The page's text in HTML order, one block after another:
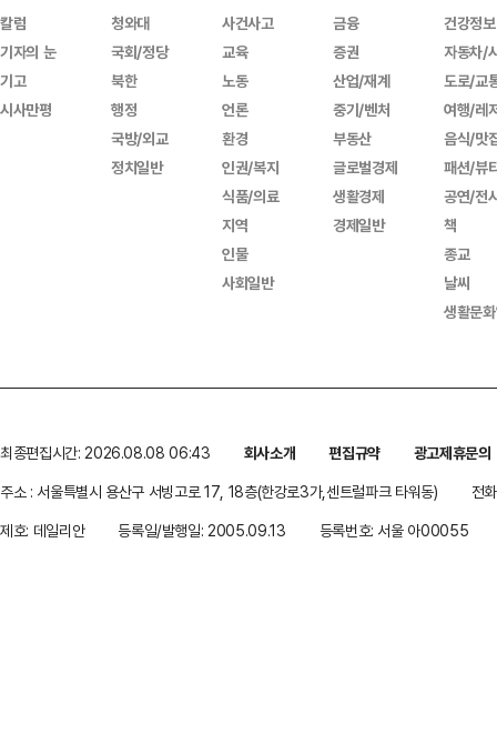
칼럼
기자의 눈
기고
시사만평
청와대
국회/정당
북한
행정
국방/외교
정치일반
사건사고
교육
노동
언론
환경
인권/복지
식품/의료
지역
인물
사회일반
금융
증권
산업/재계
중기/벤처
부동산
글로벌경제
생활경제
경제일반
건강정보
자동차/
도로/교
여행/레
음식/맛
패션/뷰
공연/전
책
종교
날씨
생활문
최종편집시간: 2026.08.08 06:43 회사소개 편집규약
광고제휴문의
주소 : 서울특별시 용산구 서빙고로 17, 18층(한강로3가,센트럴파크 타워동)
전
제호: 데일리안
등록일/발행일: 2005.09.13 등록번호: 서울 아00055